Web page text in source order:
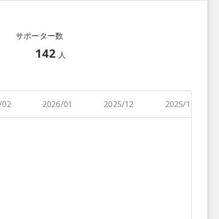
サポーター数
142 人
02 2026/01 2025/12 2025/11